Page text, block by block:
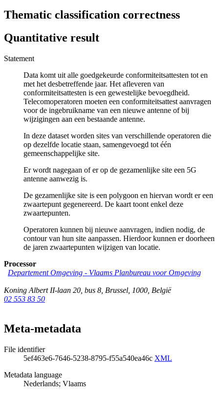
Thematic classification correctness
Quantitative result
Statement
Data komt uit alle goedgekeurde conformiteitsattesten tot en
met het desbetreffende jaar. Het afleveren van
conformiteitsattesten is een gewestelijke bevoegdheid.
Telecomoperatoren moeten een conformiteitsattest aanvragen
voor de ingebruikname van een nieuwe antenne of bij
wijzigingen aan een bestaande antenne.
In deze dataset worden sites van verschillende operatoren die
op dezelfde locatie staan, samengevoegd tot één
gemeenschappelijke site.
Er wordt nagegaan of er op de gezamenlijke site een 5G
antenne aanwezig is.
De gezamenlijke site is een polygoon en hiervan wordt er een
zwaartepunt gegenereerd. De kaart toont enkel deze
zwaartepunten.
Operatoren kunnen bij nieuwe aanvragen, indien nodig, de
contour van hun site aanpassen. Hierdoor kunnen er doorheen
de jaren zwaartepunten wijzigen van locatie.
Processor
Departement Omgeving - Vlaams Planbureau voor Omgeving
Koning Albert II-laan 20, bus 8 Brussel 1000 België
02 553 83 50
Meta-metadata
File identifier
5ef463e6-7646-5238-8795-f55a540ea46c XML
Metadata language
Nederlands; Vlaams